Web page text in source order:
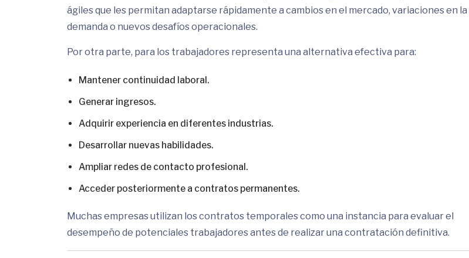
ágiles que les permitan adaptarse rápidamente a cambios en el mercado, variaciones en la
demanda o nuevos desafíos operacionales.
Por otra parte, para los trabajadores representa una alternativa efectiva para:
Mantener continuidad laboral.
Generar ingresos.
Adquirir experiencia en diferentes industrias.
Desarrollar nuevas habilidades.
Ampliar redes de contacto profesional.
Acceder posteriormente a contratos permanentes.
Muchas empresas utilizan los contratos temporales como una instancia para evaluar el
desempeño de potenciales trabajadores antes de realizar una contratación definitiva.